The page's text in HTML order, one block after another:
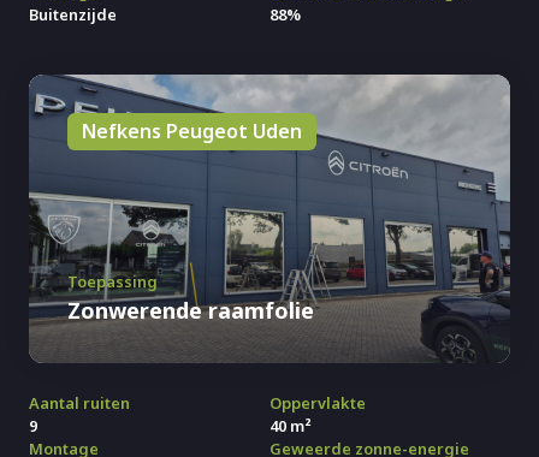
Buitenzijde
88%
Nefkens Peugeot Uden
Toepassing
Zonwerende raamfolie
Aantal ruiten
9
Oppervlakte
40 m²
Montage
Geweerde zonne-energie